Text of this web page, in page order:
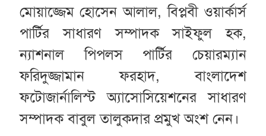
মোয়াজ্জেম হোসেন আলাল, বিপ্লবী ওয়ার্কার্স
পার্টির সাধারণ সম্পাদক সাইফুল হক,
ন্যাশনাল পিপলস পার্টির চেয়ারম্যান
ফরিদুজ্জামান ফরহাদ, বাংলাদেশ
ফটোজার্নালিস্ট অ্যাসোসিয়েশনের সাধারণ
সম্পাদক বাবুল তালুকদার প্রমুখ অংশ নেন।